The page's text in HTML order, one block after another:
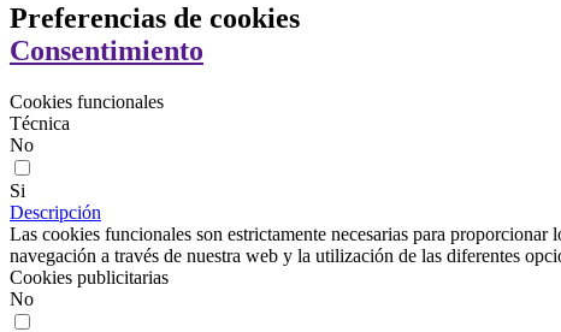
Preferencias de cookies
Consentimiento
Cookies funcionales
Técnica
No
Si
Descripción
Las cookies funcionales son estrictamente necesarias para
navegación a través de nuestra web y la utilización de las diferentes
Cookies publicitarias
No